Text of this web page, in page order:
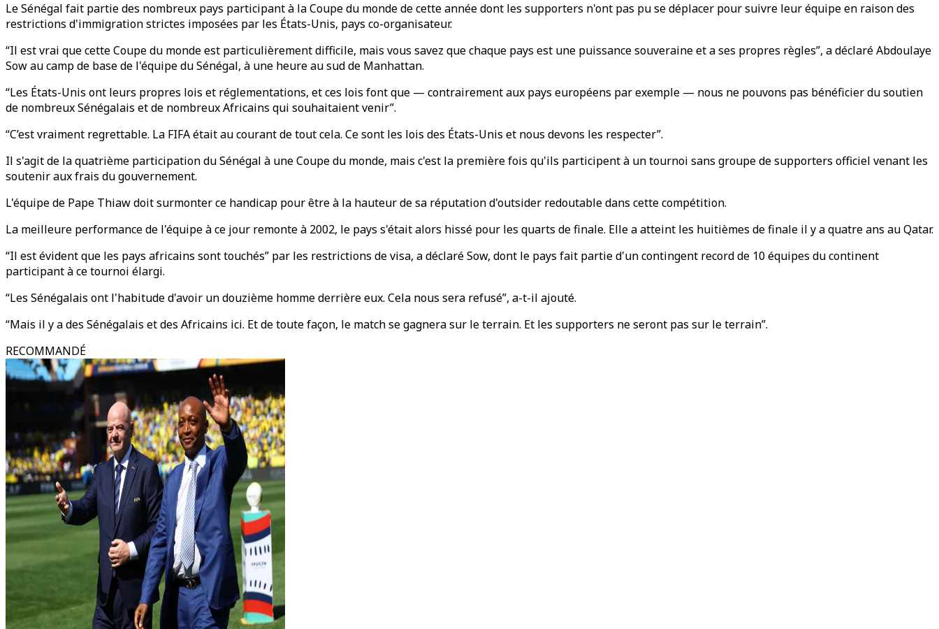
Le Sénégal fait partie des nombreux pays participant à la Coupe du monde de cette année dont les supporters n'ont pas pu se déplacer pour suivre leur équipe en raison des
restrictions d'immigration strictes imposées par les États-Unis, pays co-organisateur.
“Il est vrai que cette Coupe du monde est particulièrement difficile, mais vous savez que chaque pays est une puissance souveraine et a ses propres règles”, a déclaré Abdoulaye
Sow au camp de base de l'équipe du Sénégal, à une heure au sud de Manhattan.
“Les États-Unis ont leurs propres lois et réglementations, et ces lois font que — contrairement aux pays européens par exemple — nous ne pouvons pas bénéficier du soutien
de nombreux Sénégalais et de nombreux Africains qui souhaitaient venir”.
“C’est vraiment regrettable. La FIFA était au courant de tout cela. Ce sont les lois des États-Unis et nous devons les respecter”.
Il s'agit de la quatrième participation du Sénégal à une Coupe du monde, mais c'est la première fois qu'ils participent à un tournoi sans groupe de supporters officiel venant les
soutenir aux frais du gouvernement.
L'équipe de Pape Thiaw doit surmonter ce handicap pour être à la hauteur de sa réputation d'outsider redoutable dans cette compétition.
La meilleure performance de l'équipe à ce jour remonte à 2002, le pays s'était alors hissé pour les quarts de finale. Elle a atteint les huitièmes de finale il y a quatre ans au Qatar.
“Il est évident que les pays africains sont touchés” par les restrictions de visa, a déclaré Sow, dont le pays fait partie d'un contingent record de 10 équipes du continent
participant à ce tournoi élargi.
“Les Sénégalais ont l'habitude d'avoir un douzième homme derrière eux. Cela nous sera refusé”, a-t-il ajouté.
“Mais il y a des Sénégalais et des Africains ici. Et de toute façon, le match se gagnera sur le terrain. Et les supporters ne seront pas sur le terrain”.
RECOMMANDÉ